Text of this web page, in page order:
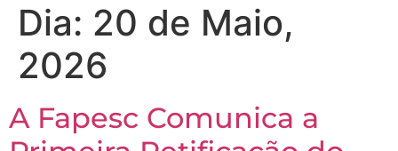
Dia: 20 de Maio,
2026
A Fapesc Comunica a